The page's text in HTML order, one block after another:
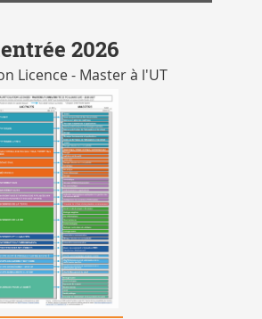
2026
Licence - Master à l'UT